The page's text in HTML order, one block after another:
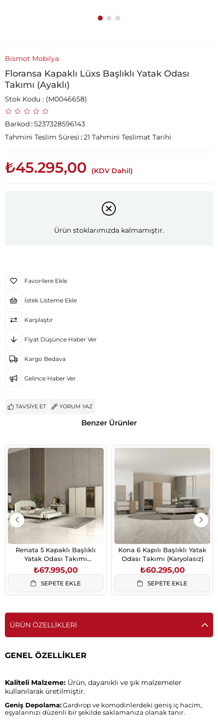
Bismot Mobilya
Floransa Kapaklı Lüxs Başlıklı Yatak Odası
Takımı (Ayaklı)
Stok Kodu (M0046658)
Barkod:5237328596143
Tahmini Teslim Süresi :21 Tahmini Teslimat Tarihi
₺45.295,00 (KDV Dahil)
Ürün stoklarımızda kalmamıştır.
Favorilere Ekle
İstek Listeme Ekle
Karşılaştır
Fiyat Düşünce Haber Ver
Kargo Bedava
Gelince Haber Ver
TAVSIYE ET YORUM YAZ
Benzer Ürünler
Renata 5 Kapaklı Başlıklı
Yatak Odası Takımı
(Karyolasız)
₺67.995,00
SEPETE EKLE
Kona 6 Kapılı Başlıklı Yatak
Odası Takımı (Karyolasız)
₺60.295,00
SEPETE EKLE
ÜRÜN ÖZELLIKLERI
GENEL ÖZELLİKLER
Kaliteli Malzeme: Ürün, dayanıklı ve şık malzemeler
kullanılarak üretilmiştir.
Geniş Depolama: Gardırop ve komodinlerdeki geniş iç hacim,
eşyalarınızı düzenli bir şekilde saklamanıza olanak tanır.